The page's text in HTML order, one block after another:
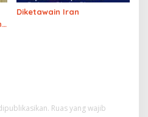
Diketawain Iran
Ruas yang wajib